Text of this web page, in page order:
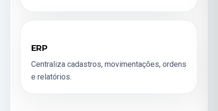
ERP
Centraliza cadastros, movimentações, ordens
e relatórios.